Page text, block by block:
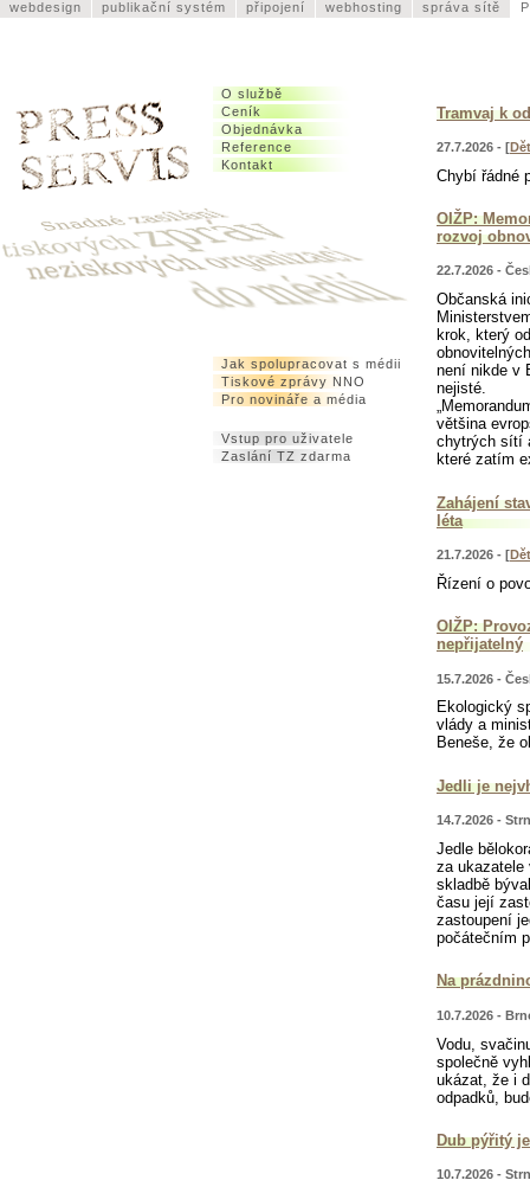
webdesign publikační systém připojení webhosting správa sítě
O službě
Ceník
Objednávka
Reference
Kontakt
Jak spolupracovat s médii
Tiskové zprávy NNO
Pro novináře a média
Vstup pro uživatele
Zaslání TZ zdarma
Tramvaj k
27.7.2026 - [
Chybí řádné
OIŽP:
rozvoj
22.7.2026 -
Občanská
krok, který
není nikde v
nejisté.
většina
chytrých sítí
které zatím
Zahájení
léta
21.7.2026 - [
Řízení o
OIŽP:
nepřijatelný
15.7.2026 -
Ekologický
vlády a
Beneše, že
Jedli je
14.7.2026 -
Jedle
za ukazatele
skladbě
času její
zastoupení
počátečním
Na
10.7.2026 -
Vodu,
společně
ukázat, že i
odpadků,
Dub pýřitý
10.7.2026 -